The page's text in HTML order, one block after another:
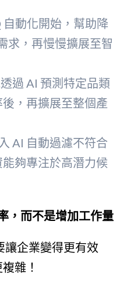
動化開始，幫助降
求，再慢慢擴展至智
過 AI 預測特定品類
，再擴展至整個產
AI 自動過濾不符合
夠專注於高潛力候
，而不是增加工作量
讓企業變得更有效
雜！